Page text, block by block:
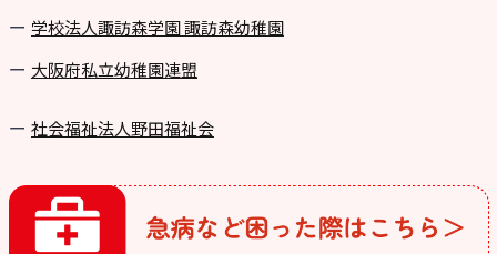
学校法⼈諏訪森学園 諏訪森幼稚園
⼤阪府私⽴幼稚園連盟
社会福祉法人野田福祉会